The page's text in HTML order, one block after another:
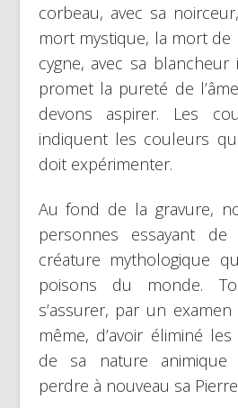
corbeau, avec sa
mort mystique, la mort de
cygne, avec sa blancheur
promet la pureté de
devons aspirer. Les
indiquent les couleurs
doit expérimenter.
Au fond de la gravure,
personnes essayant
créature mythologique
poisons du monde.
s’assurer, par un
même, d’avoir éliminé
de sa nature animique
perdre à nouveau sa